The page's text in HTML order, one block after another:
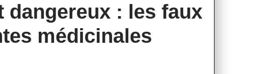
dangereux : les faux
médicinales